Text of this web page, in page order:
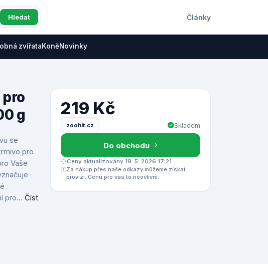
Hledat Články
zvířataKoněNovinky
g
se
pro
Vaše
pro... Číst
219 Kč
zoohit.cz Skladem
Do obchodu
Ceny aktualizovány 19. 5. 2026 17:21
Za nákup přes naše odkazy můžeme získat
provizi. Cenu pro vás to neovlivní.